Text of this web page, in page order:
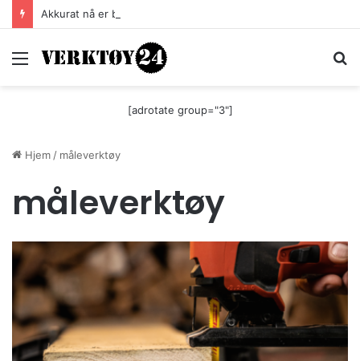
Akkurat nå er batteri-bordsaga til Festool billigere
Meny
[adrotate group="3"]
Hjem / måleverktøy
måleverktøy